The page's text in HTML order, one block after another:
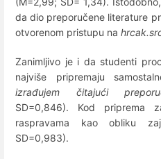
da dio preporučene literature
otvorenom pristupu na
Zanimljivo je i da studenti
najviše pripremaju
izrađujem čitajući
SD=0,846). Kod priprema
raspravama kao obliku
SD=0,983).